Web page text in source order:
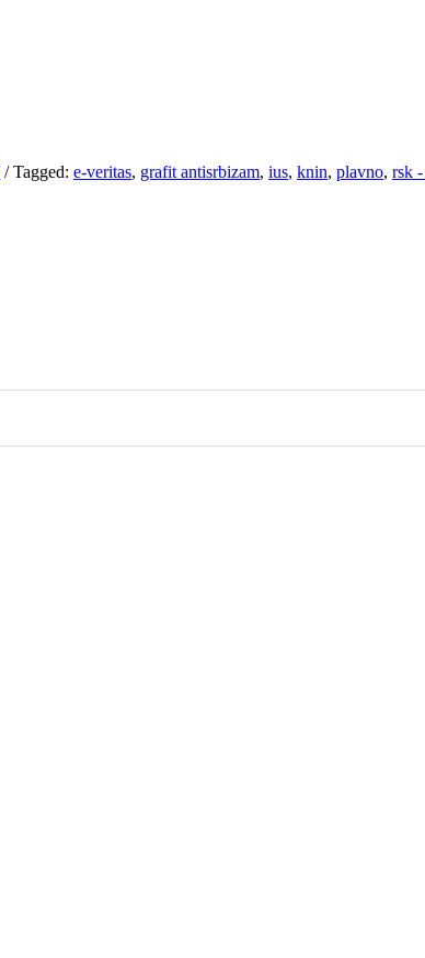
/Tagged: e-veritas, grafit antisrbizam, ius, knin, plavno, rsk